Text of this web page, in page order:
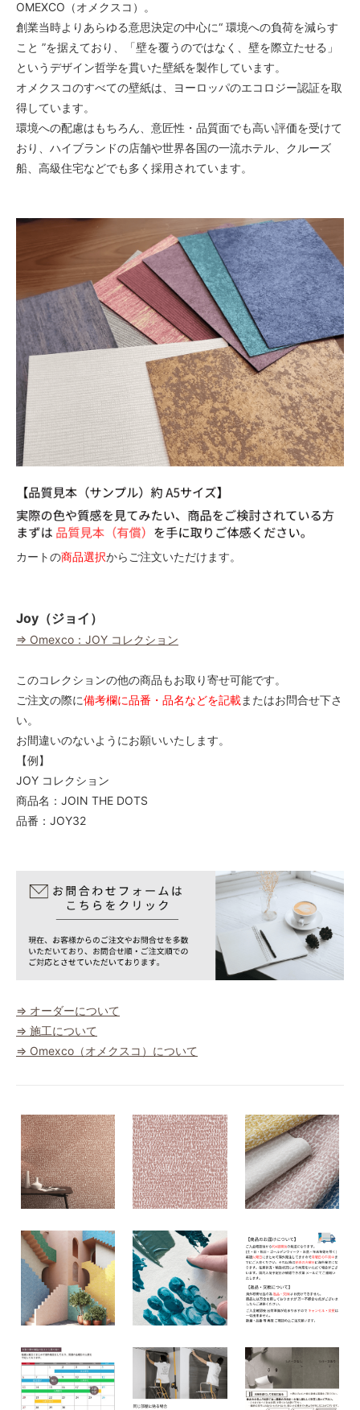
OMEXCO（オメクスコ）。
創業当時よりあらゆる意思決定の中心に“ 環境への負荷を減らす
こと ”を据えており、「壁を覆うのではなく、壁を際立たせる」
というデザイン哲学を貫いた壁紙を製作しています。
オメクスコのすべての壁紙は、ヨーロッパのエコロジー認証を取
得しています。
環境への配慮はもちろん、意匠性・品質面でも高い評価を受けて
おり、ハイブランドの店舗や世界各国の一流ホテル、クルーズ
船、高級住宅などでも多く採用されています。
カートの商品選択からご注文いただけます。
Joy（ジョイ）
⇒ Omexco：JOY コレクション
このコレクションの他の商品もお取り寄せ可能です。
ご注文の際に備考欄に品番・品名などを記載またはお問合せ下さ
い。
お間違いのないようにお願いいたします。
【例】
JOY コレクション
商品名：JOIN THE DOTS
品番：JOY32
⇒ オーダーについて
⇒ 施工について
⇒ Omexco（オメクスコ）について